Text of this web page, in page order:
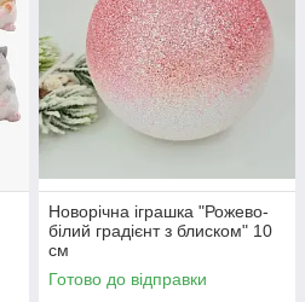
Новорічна іграшка "Рожево-
білий градієнт з блиском" 10
см
Готово до відправки